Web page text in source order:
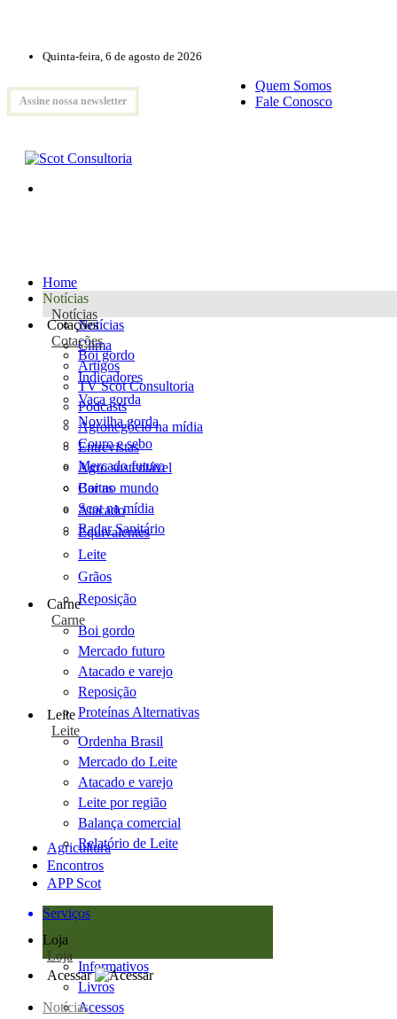
Quinta-feira, 6 de agosto de 2026
Assine nossa newsletter
Quem Somos
Fale Conosco
Home
Notícias
Notícias
Notícias
Clima
Artigos
TV Scot Consultoria
Podcasts
Agronegócio na mídia
Entrevistas
Agro sustentável
Cartas
Scot na mídia
Radar Sanitário
Cotações
Cotações
Boi gordo
Indicadores
Vaca gorda
Novilha gorda
Couro e sebo
Mercado futuro
Boi no mundo
Atacado
Equivalentes
Leite
Grãos
Reposição
Carne
Carne
Boi gordo
Mercado futuro
Atacado e varejo
Reposição
Proteínas Alternativas
Leite
Leite
Ordenha Brasil
Mercado do Leite
Atacado e varejo
Leite por região
Balança comercial
Relatório de Leite
Agricultura
Encontros
APP Scot
Serviços
Loja
Loja
Informativos
Livros
Acessos
Acessar
Notícias